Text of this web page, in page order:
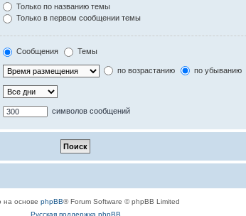
Только по названию темы
Только в первом сообщении темы
Сообщения Темы
по возрастанию по убыванию
символов сообщений
на основе phpBB® Forum Software © phpBB Limited
Русская поддержка phpBB